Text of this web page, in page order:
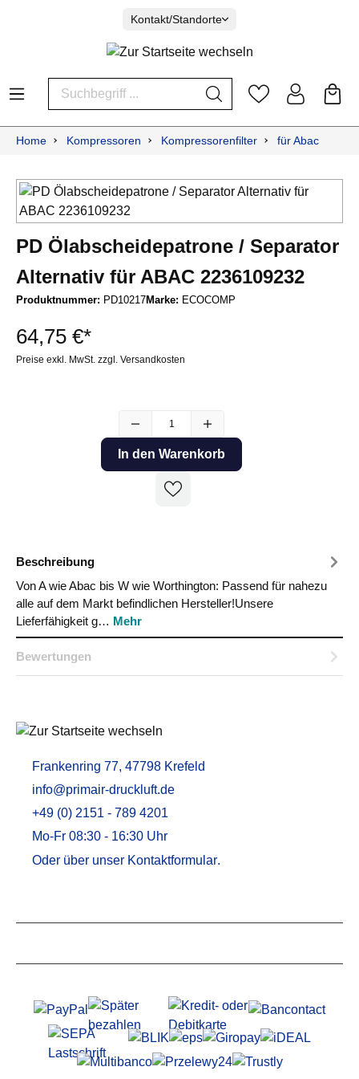
Kontakt/Standorte
Home Kompressoren Kompressorenfilter für Abac
PD Ölabscheidepatrone / Separator
Alternativ für ABAC 2236109232
Produktnummer: PD10217Marke: ECOCOMP
64,75 €*
Preise exkl. MwSt. zzgl. Versandkosten
In den Warenkorb
Beschreibung
Von A wie Abac bis W wie Worthington: Passend für nahezu
alle auf dem Markt befindlichen Hersteller!Unsere
Lieferfähigkeit g… Mehr
Bewertungen
Frankenring 77, 47798 Krefeld
info@primair-druckluft.de
+49 (0) 2151 - 789 4201
Mo-Fr 08:30 - 16:30 Uhr
Oder über unser Kontaktformular.